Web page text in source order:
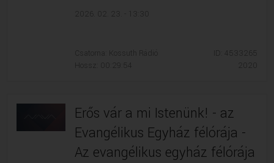
Csatorna: Kossuth Rádió
Hossz: 00:29:54
ID: 4533265
Erős vár a mi Istenünk! - az
Evangélikus Egyház félórája -
Az evangélikus egyház félórája